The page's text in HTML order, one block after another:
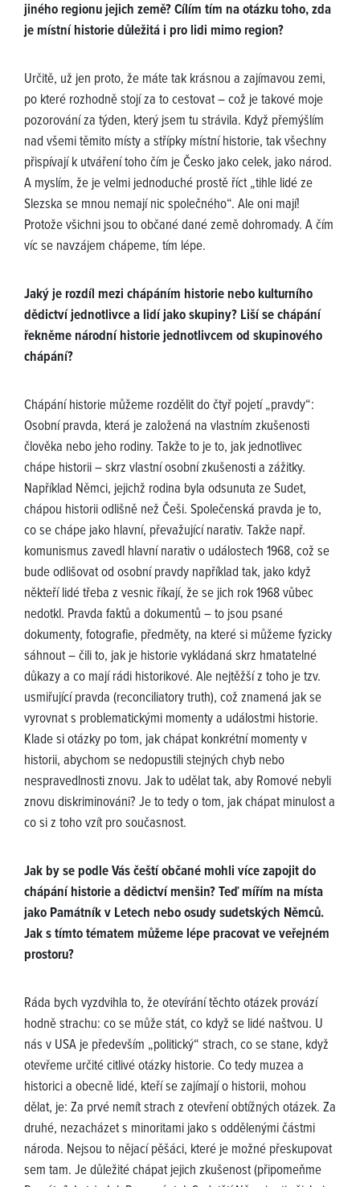
jiného regionu jejich země? Cílím tím na otázku toho, zda
je místní historie důležitá i pro lidi mimo region?
Určitě, už jen proto, že máte tak krásnou a zajímavou zemi,
po které rozhodně stojí za to cestovat – což je takové moje
pozorování za týden, který jsem tu strávila. Když přemýšlím
nad všemi těmito místy a střípky místní historie, tak všechny
přispívají k utváření toho čím je Česko jako celek, jako národ.
A myslím, že je velmi jednoduché prostě říct „tihle lidé ze
Slezska se mnou nemají nic společného“. Ale oni mají!
Protože všichni jsou to občané dané země dohromady. A čím
víc se navzájem chápeme, tím lépe.
Jaký je rozdíl mezi chápáním historie nebo kulturního
dědictví jednotlivce a lidí jako skupiny? Liší se chápání
řekněme národní historie jednotlivcem od skupinového
chápání?
Chápání historie můžeme rozdělit do čtyř pojetí „pravdy“:
Osobní pravda, která je založená na vlastním zkušenosti
člověka nebo jeho rodiny. Takže to je to, jak jednotlivec
chápe historii – skrz vlastní osobní zkušenosti a zážitky.
Například Němci, jejichž rodina byla odsunuta ze Sudet,
chápou historii odlišně než Češi. Společenská pravda je to,
co se chápe jako hlavní, převažující narativ. Takže např.
komunismus zavedl hlavní narativ o událostech 1968, což se
bude odlišovat od osobní pravdy například tak, jako když
někteří lidé třeba z vesnic říkají, že se jich rok 1968 vůbec
nedotkl. Pravda faktů a dokumentů – to jsou psané
dokumenty, fotografie, předměty, na které si můžeme fyzicky
sáhnout – čili to, jak je historie vykládaná skrz hmatatelné
důkazy a co mají rádi historikové. Ale nejtěžší z toho je tzv.
usmiřující pravda (reconciliatory truth), což znamená jak se
vyrovnat s problematickými momenty a událostmi historie.
Klade si otázky po tom, jak chápat konkrétní momenty v
historii, abychom se nedopustili stejných chyb nebo
nespravedlnosti znovu. Jak to udělat tak, aby Romové nebyli
znovu diskriminováni? Je to tedy o tom, jak chápat minulost a
co si z toho vzít pro současnost.
Jak by se podle Vás čeští občané mohli více zapojit do
chápání historie a dědictví menšin? Teď mířím na místa
jako Památník v Letech nebo osudy sudetských Němců.
Jak s tímto tématem můžeme lépe pracovat ve veřejném
prostoru?
Ráda bych vyzdvihla to, že otevírání těchto otázek provází
hodně strachu: co se může stát, co když se lidé naštvou. U
nás v USA je především „politický“ strach, co se stane, když
otevřeme určité citlivé otázky historie. Co tedy muzea a
historici a obecně lidé, kteří se zajímají o historii, mohou
dělat, je: Za prvé nemít strach z otevření obtížných otázek. Za
druhé, nezacházet s minoritami jako s oddělenými částmi
národa. Nejsou to nějací pěšáci, které je možné přeskupovat
sem tam. Je důležité chápat jejich zkušenost (připomeňme